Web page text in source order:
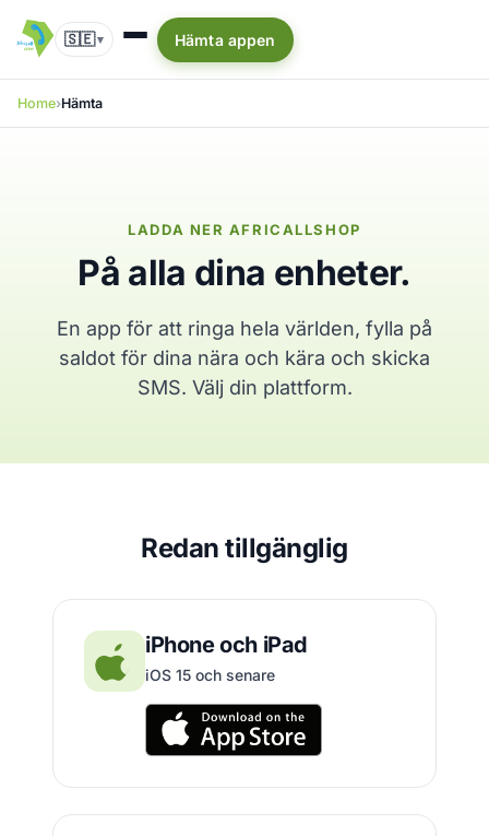
🇸🇪▾ Hämta appen
Home Hämta
LADDA NER AFRICALLSHOP
På alla dina enheter.
En app för att ringa hela världen, fylla på
saldot för dina nära och kära och skicka
SMS. Välj din plattform.
Redan tillgänglig
iPhone och iPad
iOS 15 och senare